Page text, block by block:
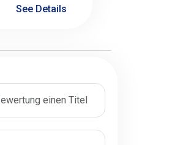
See Details